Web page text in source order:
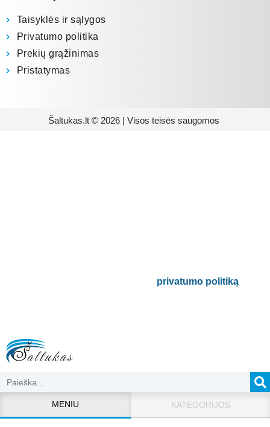
Taisyklės ir sąlygos
Privatumo politika
Prekių grąžinimas
Pristatymas
Šaltukas.lt © 2026 | Visos teisės saugomos
privatumo politiką.
MENIU KATEGORIJOS